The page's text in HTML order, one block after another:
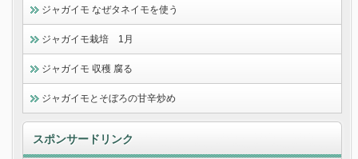
ジャガイモ なぜタネイモを使う
ジャガイモ栽培 1月
ジャガイモ 収穫 腐る
ジャガイモとそぼろの甘辛炒め
スポンサードリンク